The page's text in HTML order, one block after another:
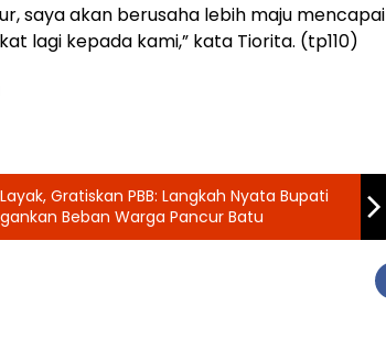
saya akan berusaha lebih maju mencapai
lagi kepada kami,” kata Tiorita. (tp110)
Gratiskan PBB: Langkah Nyata Bupati
Beban Warga Pancur Batu